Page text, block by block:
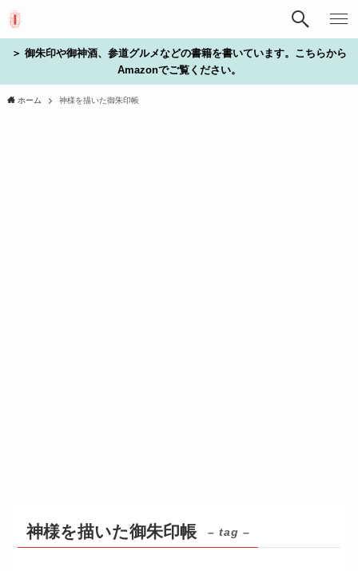
＞ 御朱印や御神酒、参道グルメなどの書籍を書いています。こちらから
Amazonでご覧ください。
ホーム 神様を描いた御朱印帳
神様を描いた御朱印帳 – tag –